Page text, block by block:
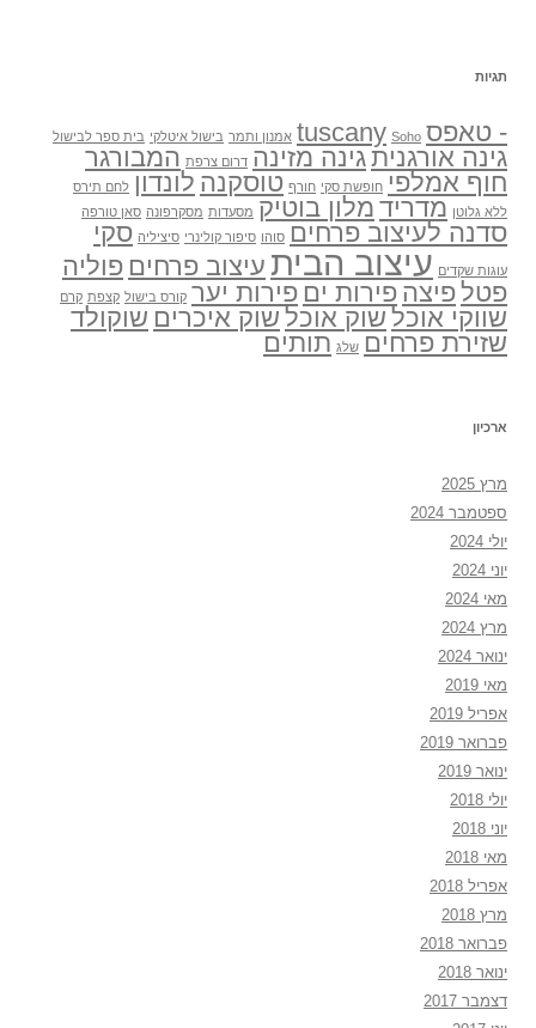
תגיות
- טאפס Soho
tuscany אמנון ותמר בישול איטלקי בית ספר לבישול
גינה אורגניתגינה מזינה דרום צרפת המבורגר
חוף אמלפי חופשת סקי חורף טוסקנה לונדון לחם תירס
ללא גלוטן מדריד מלון בוטיק מסעדות מסקרפונה סאן טורפה
סדנה לעיצוב פרחים סוהו סיפור קולינרי סיציליה סקי
עוגות שקדים עיצוב הבית עיצוב פרחים פוליה
פטלפיצה פירות ים פירות יער קורס בישול קצפת קרם
שווקי אוכל שוק אוכל שוק איכרים שוקולד
שזירת פרחים שלג תותים
ארכיון
מרץ 2025
ספטמבר 2024
יולי 2024
יוני 2024
מאי 2024
מרץ 2024
ינואר 2024
מאי 2019
אפריל 2019
פברואר 2019
ינואר 2019
יולי 2018
יוני 2018
מאי 2018
אפריל 2018
מרץ 2018
פברואר 2018
ינואר 2018
דצמבר 2017